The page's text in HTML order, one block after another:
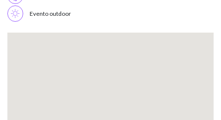
Evento outdoor